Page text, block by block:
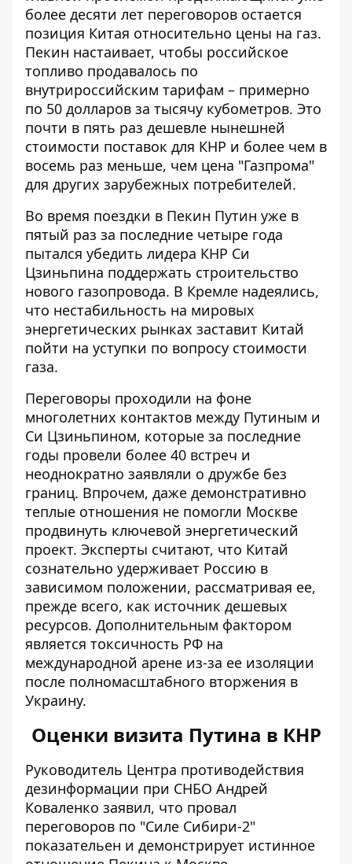
более десяти лет переговоров остается
позиция Китая относительно цены на газ.
Пекин настаивает, чтобы российское
топливо продавалось по
внутрироссийским тарифам – примерно
по 50 долларов за тысячу кубометров. Это
почти в пять раз дешевле нынешней
стоимости поставок для КНР и более чем в
восемь раз меньше, чем цена "Газпрома"
для других зарубежных потребителей.
Во время поездки в Пекин Путин уже в
пятый раз за последние четыре года
пытался убедить лидера КНР Си
Цзиньпина поддержать строительство
нового газопровода. В Кремле надеялись,
что нестабильность на мировых
энергетических рынках заставит Китай
пойти на уступки по вопросу стоимости
газа.
Переговоры проходили на фоне
многолетних контактов между Путиным и
Си Цзиньпином, которые за последние
годы провели более 40 встреч и
неоднократно заявляли о дружбе без
границ. Впрочем, даже демонстративно
теплые отношения не помогли Москве
продвинуть ключевой энергетический
проект. Эксперты считают, что Китай
сознательно удерживает Россию в
зависимом положении, рассматривая ее,
прежде всего, как источник дешевых
ресурсов. Дополнительным фактором
является токсичность РФ на
международной арене из-за ее изоляции
после полномасштабного вторжения в
Украину.
Оценки визита Путина в КНР
Руководитель Центра противодействия
дезинформации при СНБО Андрей
Коваленко заявил, что провал
переговоров по "Силе Сибири-2"
показательен и демонстрирует истинное